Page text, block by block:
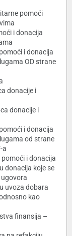
pomoći
i donacija
i donacija
OD strane
donacije i
donacije i
i donacija
od strane
a
i donacija
donacija koje se
uvoza dobara
kao
finansija –